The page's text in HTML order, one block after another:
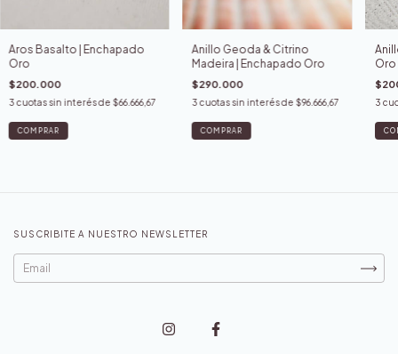
Aros Basalto | Enchapado
Oro
$200.000
3 cuotas sin interés de $66.666,67
Anillo Geoda & Citrino
Madeira | Enchapado Oro
$290.000
3 cuotas sin interés de $96.666,67
COMPRAR
Oro
3
SUSCRIBITE A NUESTRO NEWSLETTER